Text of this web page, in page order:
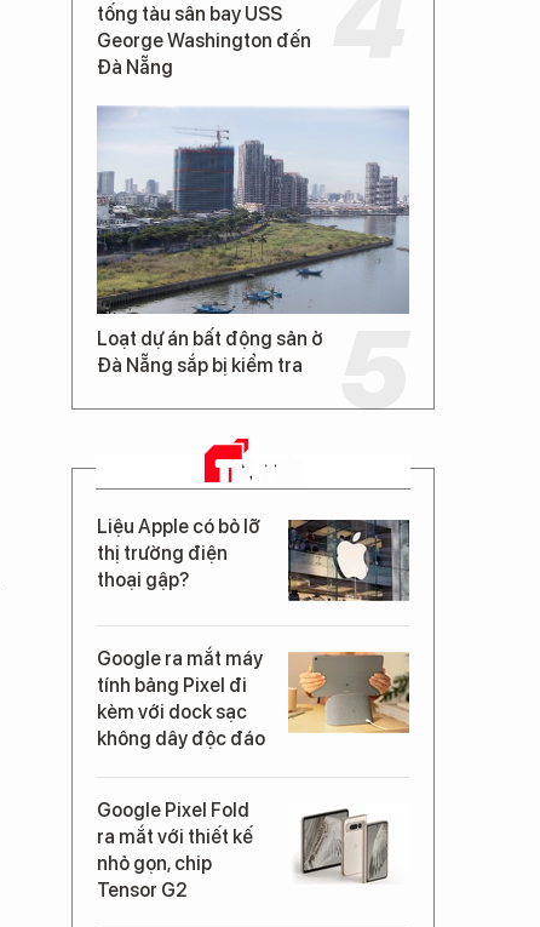
tống tàu sân bay USS
George Washington đến
Đà Nẵng
Loạt dự án bất động sản ở
Đà Nẵng sắp bị kiểm tra
TIN MỚI
Liệu Apple có bỏ lỡ
thị trường điện
thoại gập?
Google ra mắt máy
tính bảng Pixel đi
kèm với dock sạc
không dây độc đáo
Google Pixel Fold
ra mắt với thiết kế
nhỏ gọn, chip
Tensor G2